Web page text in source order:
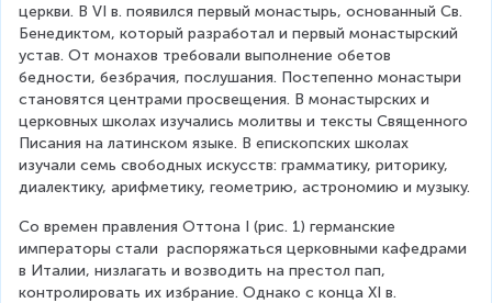
церкви. В VI в. появился первый монастырь, основанный Св.
Бенедиктом, который разработал и первый монастырский
устав. От монахов требовали выполнение обетов
бедности, безбрачия, послушания. Постепенно монастыри
становятся центрами просвещения. В монастырских и
церковных школах изучались молитвы и тексты Священного
Писания на латинском языке. В епископских школах
изучали семь свободных искусств: грамматику, риторику,
диалектику, арифметику, геометрию, астрономию и музыку.
Со времен правления Оттона I (рис. 1) германские
императоры стали  распоряжаться церковными кафедрами
в Италии, низлагать и возводить на престол пап,
контролировать их избрание. Однако с конца XI в.